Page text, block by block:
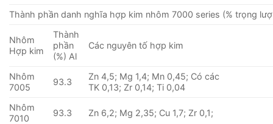
Thành phần danh nghĩa hợp kim nhôm 7000 series (% trọng
Nhôm
Hợp kim
Thành
phần
(%) Al
Các nguyên tố hợp kim
Nhôm
7005
93.3
Zn 4,5; Mg 1,4; Mn 0,45; Có các
TK 0,13; Zr 0,14; Ti 0,04
Nhôm
7010
93.3 Zn 6,2; Mg 2,35; Cu 1,7; Zr 0,1;